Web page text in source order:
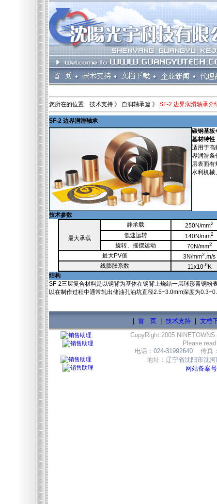
您所在的位置 技术支持 》 自润轴承篇 》 SF-2 边界润滑轴承介
SF-2 边界润滑轴承
碳钢基板
基材特性
适用于高
界润滑条
层表面有
水利机械
技术参数
最大承载
静承载 250N/mm2
低速运转 140N/mm2
旋转、摇摆运动 70N/mm2
最大PV值 3N/mm2.m/s
线膨胀系数
11x10-6 K
结构
SF-2三层复合材料是以钢背为基体在钢背上烧结一层球形青铜
以在制作过程中通常轧出储油孔油坑直径2.5~3.0mm深度为
首 页| 技术支持| 文档
CopyRight 2005 NINETOWNS
Please
电话： 024-31992640 传真
地址： 辽宁省沈阳市沈
网站备案